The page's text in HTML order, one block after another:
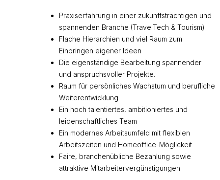
Praxiserfahrung in einer zukunftsträchtigen und
spannenden Branche (TravelTech & Tourism)
Flache Hierarchien und viel Raum zum
Einbringen eigener Ideen
Die eigenständige Bearbeitung spannender
und anspruchsvoller Projekte.
Raum für persönliches Wachstum und berufliche
Weiterentwicklung
Ein hoch talentiertes, ambitioniertes und
leidenschaftliches Team
Ein modernes Arbeitsumfeld mit flexiblen
Arbeitszeiten und Homeoffice-Möglickeit
Faire, branchenübliche Bezahlung sowie
attraktive Mitarbeitervergünstigungen